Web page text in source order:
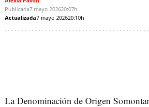
Publicada7 mayo 202620:07h
Actualizada7 mayo 202620:10h
La Denominación de Origen